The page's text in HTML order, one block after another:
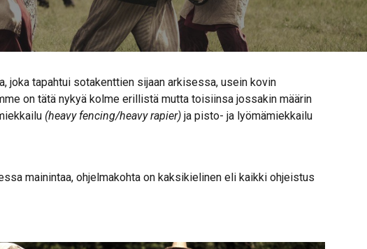
joka tapahtui sotakenttien sijaan arkisessa, usein kovin
on tätä nykyä kolme erillistä mutta toisiinsa jossakin määrin
(heavy fencing/heavy rapier) ja pisto- ja lyömämiekkailu
mainintaa, ohjelmakohta on kaksikielinen eli kaikki ohjeistus